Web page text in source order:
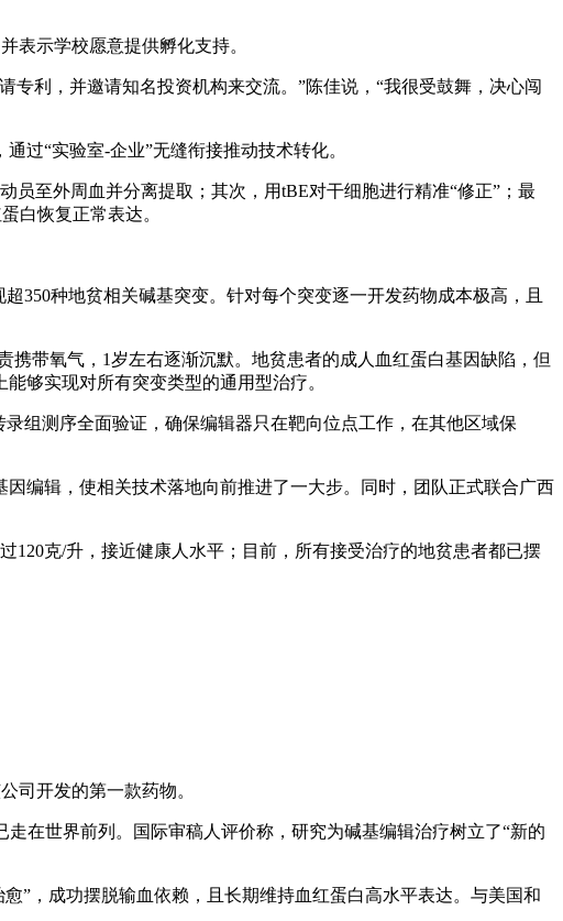
表示学校愿意提供孵化支持。
利，并邀请知名投资机构来交流。”陈佳说，“我很受鼓舞，决心闯
过“实验室-企业”无缝衔接推动技术转化。
至外周血并分离提取；其次，用tBE对干细胞进行精准“修正”；最
白恢复正常表达。
350种地贫相关碱基突变。针对每个突变逐一开发药物成本极高，且
带氧气，1岁左右逐渐沉默。地贫患者的成人血红蛋白基因缺陷，但
够实现对所有突变类型的通用型治疗。
组测序全面验证，确保编辑器只在靶向位点工作，在其他区域保
编辑，使相关技术落地向前推进了一大步。同时，团队正式联合广西
120克/升，接近健康人水平；目前，所有接受治疗的地贫患者都已摆
司开发的第一款药物。
在世界前列。国际审稿人评价称，研究为碱基编辑治疗树立了“新的
”，成功摆脱输血依赖，且长期维持血红蛋白高水平表达。与美国和